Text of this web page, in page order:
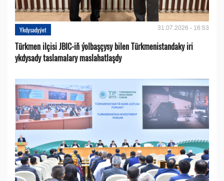
Ykdysadyýet 31.07.2026 - 16:53
Türkmen ilçisi JBIC-iň ýolbaşçysy bilen Türkmenistandaky iri
ykdysady taslamalary maslahatlaşdy